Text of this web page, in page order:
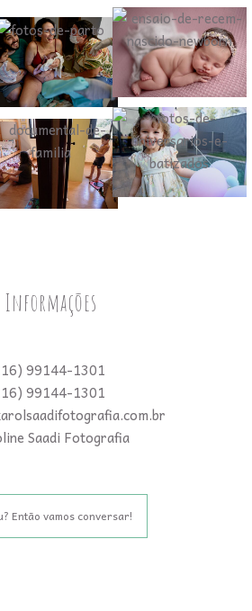
Informações
99144-1301
99144-1301
Saadi Fotografia
Então vamos conversar!